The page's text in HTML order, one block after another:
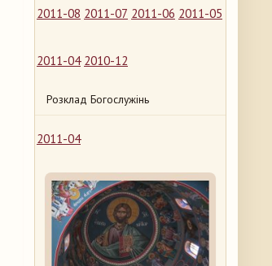
2011-08 2011-07 2011-06 2011-05
2011-04 2010-12
Розклад Богослужінь
2011-04